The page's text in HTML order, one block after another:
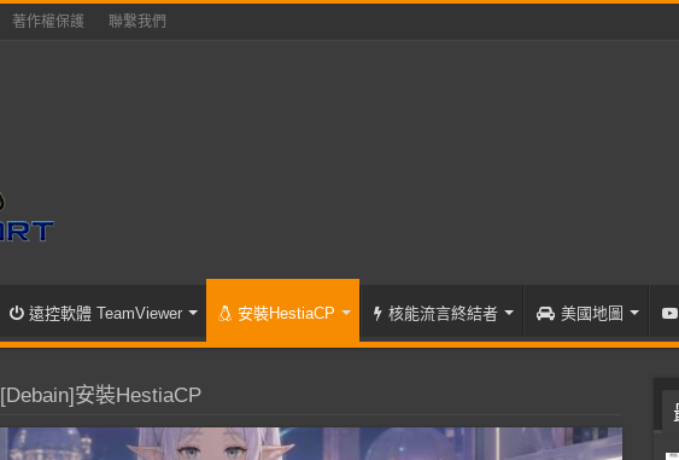
著作權保護 聯繫我們
遠控軟體 TeamViewer 安裝HestiaCP 核能流言終結者 美國地圖
[Debain]安裝HestiaCP